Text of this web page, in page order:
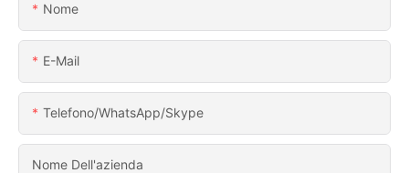
Nome
E-Mail
Telefono/WhatsApp/Skype
Nome Dell'azienda